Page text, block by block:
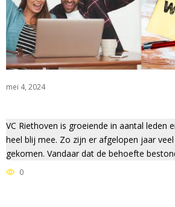
mei 4, 2024
VC Riethoven is groeiende in aantal leden
heel blij mee. Zo zijn er afgelopen jaar veel
gekomen. Vandaar dat de behoefte
0
RABO